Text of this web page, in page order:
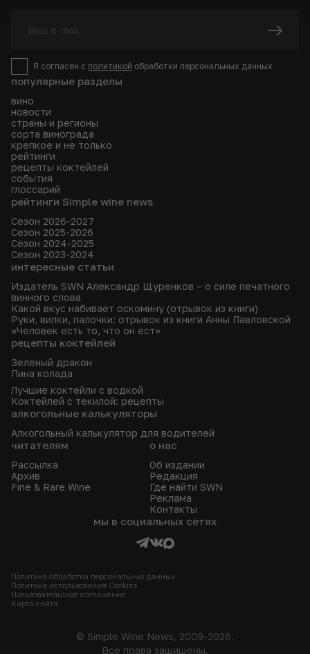
популярные разделы
вино
новости
страны и регионы
сорта винограда
крепкое и не только
рейтинги
рецепты коктейлей
события
глоссарий
рейтинги Simple wine news
Сезон 2026-2027
Сезон 2025-2026
Сезон 2024-2025
Сезон 2023-2024
интересные статьи
Издатель SWN Александр Щуренков – о силе печатного
винного слова
Какой вкус набивает оскомину (отрывок из книги)
Руки, вилки, палочки: отрывок из книги Анны Павловской
«Человек есть то, что он ест»
рецепты коктейлей
Зеленый дракон
Пина колада
Лучшие коктейли с водкой
Коктейлей с текилой: рецепты
алкогольные калькуляторы
Алкогольный калькулятор для водителей
читателям
Рассылка
Архив
Fine & Rare Wine
о нас
Об издании
Редакция
Где найти SWN
Реклама
Контакты
Я согласен с политикой обработки персональных данных
мы в социальных сетях
Политика обработки персональных данных
Политика использования Сookies
Пользовательское соглашение
Карта сайта
© Simple Wine News, 2009-2026.
Все права защищены.